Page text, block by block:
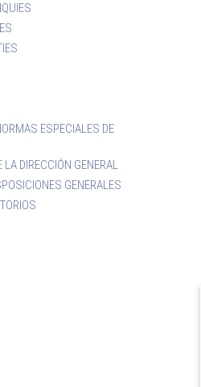
ESPECIALES DE
LA DIRECCIÓN GENERAL
GENERALES